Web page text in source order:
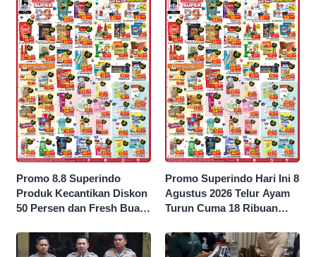
Promo 8.8 Superindo
Produk Kecantikan Diskon
50 Persen dan Fresh Buah
Promo Superindo Hari Ini 8
Agustus 2026 Telur Ayam
Turun Cuma 18 Ribuan
Persen